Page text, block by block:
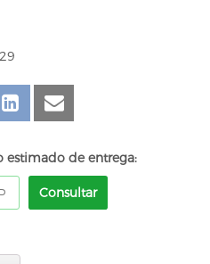
estimado de entrega:
Consultar